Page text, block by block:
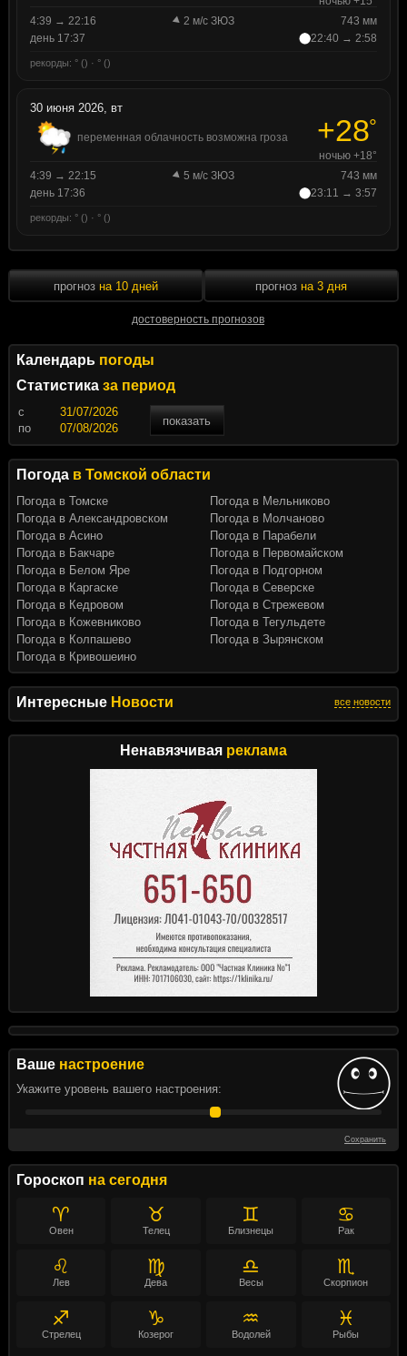
Интересные Новости все новости
Ненавязчивая реклама
Ваше настроение
Укажите уровень вашего настроения:
Сохранить
Гороскоп на сегодня
♈
Овен
♉
Телец
♊
Близнецы
♋
Рак
♌
Лев
♍
Дева
♎
Весы
♏
Скорпион
♐
Стрелец
♑
Козерог
♒
Водолей
♓
Рыбы
4:39 → 22:16
2 м/с ЗЮЗ
743 мм
день 17:37
22:40 → 2:58
рекорды: ° () · ° ()
30 июня 2026, вт
переменная облачность возможна гроза +28°
ночью +18°
4:39 → 22:15
5 м/с ЗЮЗ
743 мм
день 17:36
23:11 → 3:57
рекорды: ° () · ° ()
прогноз на 10 дней
достоверность прогнозов
прогноз на 3 дня
Календарь погоды
Статистика за период
c
показать
по
Погода в Томской области
Погода в Томске
Погода в Александровском
Погода в Асино
Погода в Бакчаре
Погода в Белом Яре
Погода в Каргаске
Погода в Кедровом
Погода в Кожевниково
Погода в Колпашево
Погода в Кривошеино
Погода в Мельниково
Погода в Молчаново
Погода в Парабели
Погода в Первомайском
Погода в Подгорном
Погода в Северске
Погода в Стрежевом
Погода в Тегульдете
Погода в Зырянском